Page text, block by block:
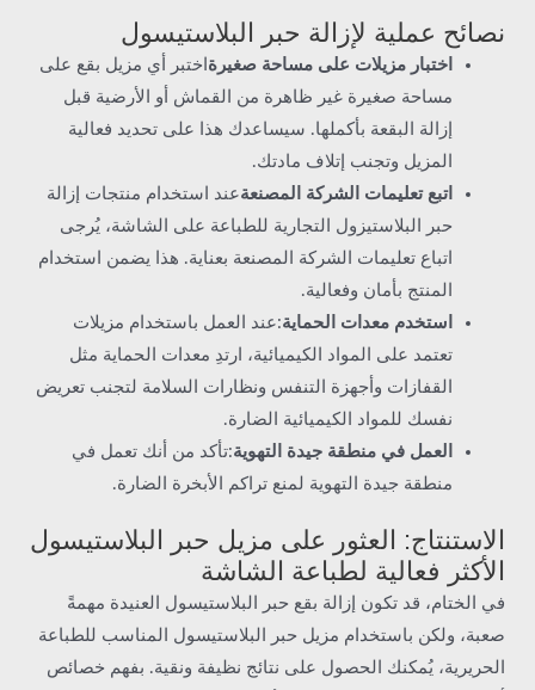
نصائح عملية لإزالة حبر البلاستيسول
اختبار مزيلات على مساحة صغيرة اختبر أي مزيل بقع على
مساحة صغيرة غير ظاهرة من القماش أو الأرضية قبل
إزالة البقعة بأكملها. سيساعدك هذا على تحديد فعالية
المزيل وتجنب إتلاف مادتك.
اتبع تعليمات الشركة المصنعةعند استخدام منتجات إزالة
حبر البلاستيزول التجارية للطباعة على الشاشة، يُرجى
اتباع تعليمات الشركة المصنعة بعناية. هذا يضمن استخدام
المنتج بأمان وفعالية.
استخدم معدات الحماية:عند العمل باستخدام مزيلات
تعتمد على المواد الكيميائية، ارتدِ معدات الحماية مثل
القفازات وأجهزة التنفس ونظارات السلامة لتجنب تعريض
نفسك للمواد الكيميائية الضارة.
العمل في منطقة جيدة التهوية:تأكد من أنك تعمل في
منطقة جيدة التهوية لمنع تراكم الأبخرة الضارة.
الاستنتاج: العثور على مزيل حبر البلاستيسول
الأكثر فعالية لطباعة الشاشة
في الختام، قد تكون إزالة بقع حبر البلاستيسول العنيدة مهمةً
صعبة، ولكن باستخدام مزيل حبر البلاستيسول المناسب للطباعة
الحريرية، يُمكنك الحصول على نتائج نظيفة ونقية. بفهم خصائص